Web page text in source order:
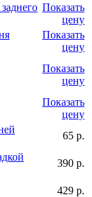
Показать
цену
Показать
цену
Показать
цену
Показать
цену
65 р.
390 р.
429 р.